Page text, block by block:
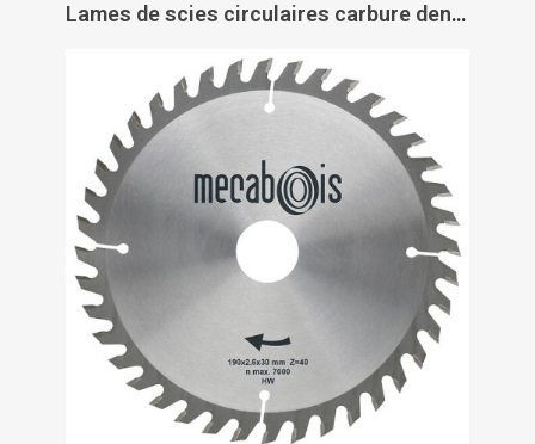
Lames de scies circulaires carbure denture alternée pour finition - MÉCABOIS